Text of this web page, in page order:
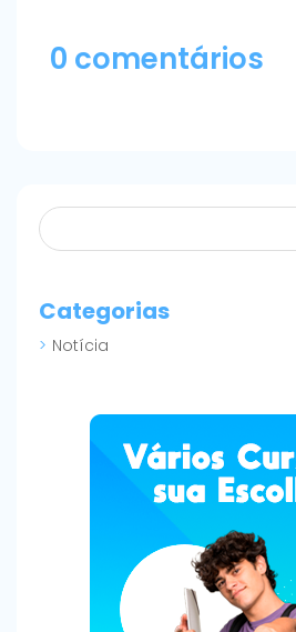
0 comentários
Categorias
Notícia